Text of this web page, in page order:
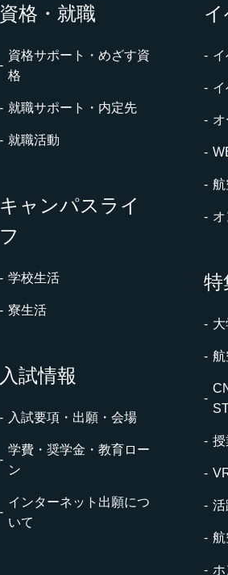
資格・就職
資格サポート・めざす資
格
就職サポート・内定先
就職活動
キャンパスライ
フ
学校生活
寮生活
入試情報
入試要項・出願・会場
学費・奨学金・教育ロー
ン
インターネット出願につ
いて
イ
航
特
航
授
活